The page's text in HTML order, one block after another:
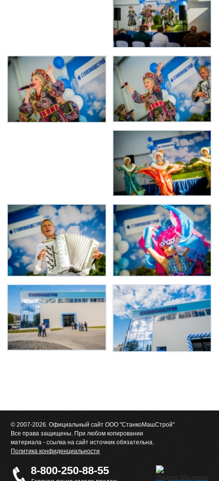
© 2007-2026. Официальный сайт ООО "СтанкоМашСтрой"
Все права защищены. При любом копировании
материала - ссылка на сайт источник обязательна.
Политика конфиденциальности
8-800-250-88-55